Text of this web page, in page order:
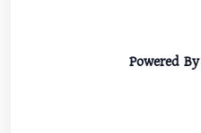
Powered